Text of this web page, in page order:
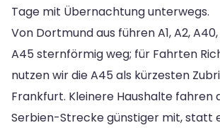
Tage mit Übernachtung unterwegs.
Von Dortmund aus führen A1, A2,
A45 sternförmig weg; für Fahrten
nutzen wir die A45 als kürzesten
Frankfurt. Kleinere Haushalte fahren
Serbien-Strecke günstiger mit, statt